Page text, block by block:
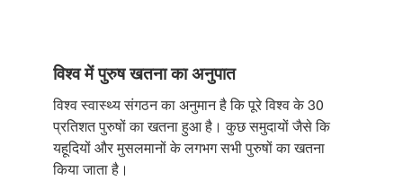
विश्व में पुरुष खतना का अनुपात
विश्व स्वास्थ्य संगठन का अनुमान है कि पूरे विश्व के 30
प्रतिशत पुरुषों का खतना हुआ है। कुछ समुदायों जैसे कि
यहूदियों और मुसलमानों के लगभग सभी पुरुषों का खतना
किया जाता है।